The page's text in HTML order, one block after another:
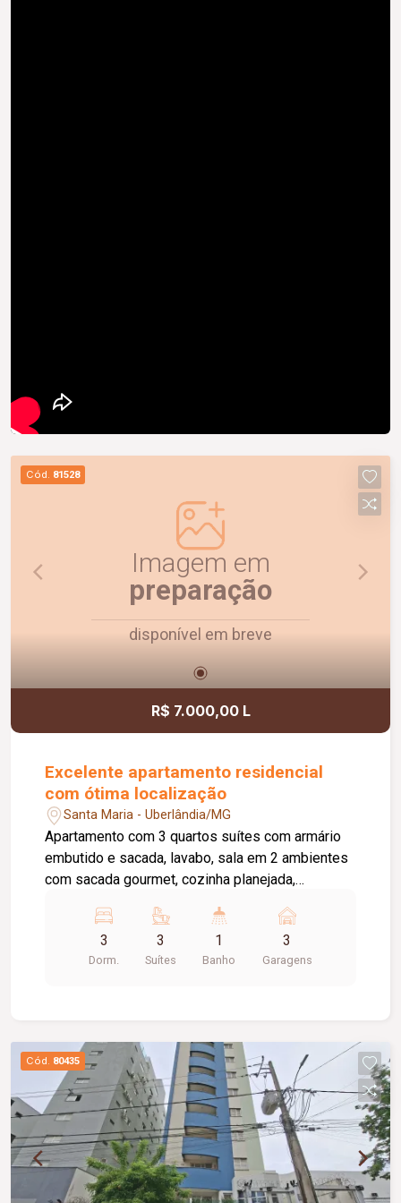
Cód. 81528
Imagem em
preparação
disponível em breve
R$ 7.000,00 L
Excelente apartamento residencial
com ótima localização
Santa Maria - Uberlândia/MG
Apartamento com 3 quartos suítes com armário
embutido e sacada, lavabo, sala em 2 ambientes
com sacada gourmet, cozinha planejada,
Condomínio com portaria 24hrs, salão de festas,
academia, piscina.
3
Dorm.
3
Suítes
1
Banho
3
Garagens
Cód. 80435